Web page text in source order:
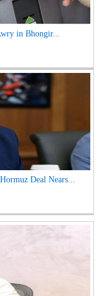
in Bhongir...
Deal Nears...